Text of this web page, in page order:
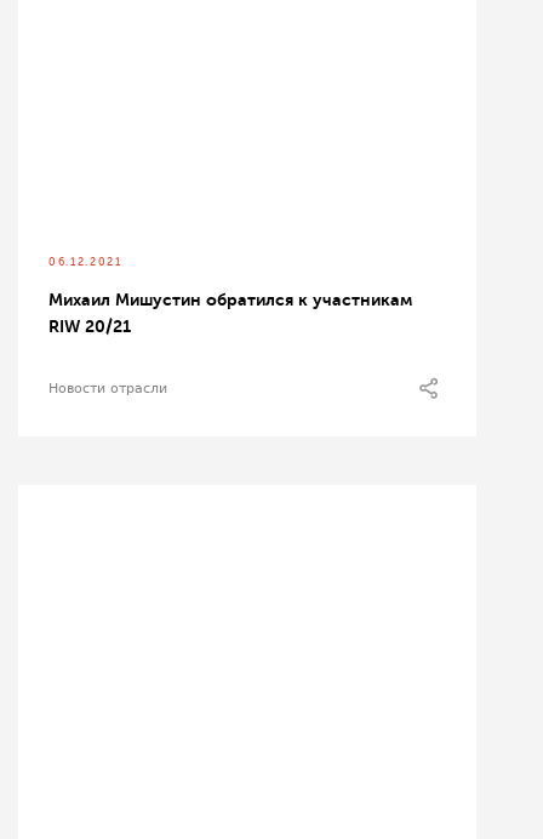
06.12.2021
Михаил Мишустин обратился к участникам
RIW 20/21
Новости отрасли